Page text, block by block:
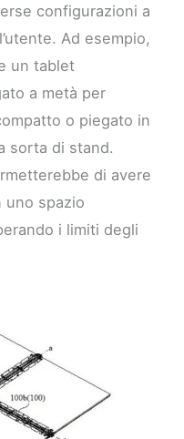
configurazioni a
Ad esempio,
un tablet
a metà per
o piegato in
sorta di stand.
di avere
uno spazio
i limiti degli